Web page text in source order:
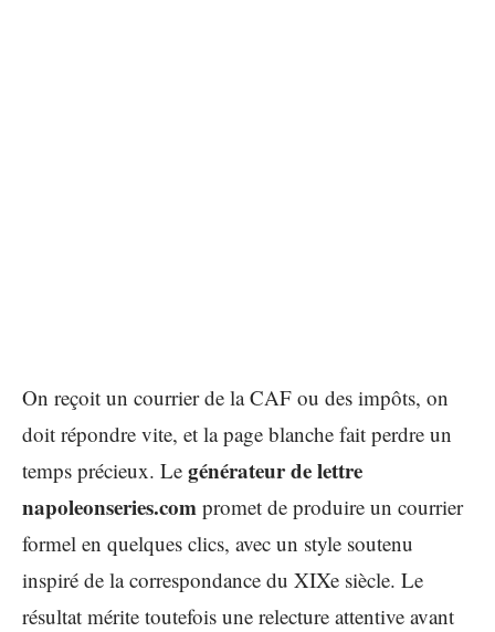
On reçoit un courrier de la CAF ou des impôts, on
doit répondre vite, et la page blanche fait perdre un
temps précieux. Le générateur de lettre
napoleonseries.com promet de produire un courrier
formel en quelques clics, avec un style soutenu
inspiré de la correspondance du XIXe siècle. Le
résultat mérite toutefois une relecture attentive avant